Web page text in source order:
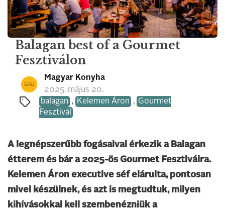
Balagan best of a Gourmet
Fesztiválon
Magyar Konyha
2025. május 20.
balagan , Kelemen Áron , Gourmet
Fesztivál
A legnépszerűbb fogásaival érkezik a Balagan
étterem és bár a 2025-ös Gourmet Fesztiválra.
Kelemen Áron executive séf elárulta, pontosan
mivel készülnek, és azt is megtudtuk, milyen
kihívásokkal kell szembenézniük a